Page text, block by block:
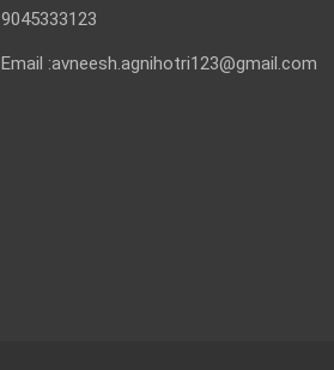
9045333123
Email :avneesh.agnihotri123@gmail.com